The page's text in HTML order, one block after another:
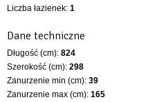
Liczba łazienek: 1
Dane techniczne
Długość (cm): 824
Szerokość (cm): 298
Zanurzenie min (cm): 39
Zanurzenie max (cm): 165